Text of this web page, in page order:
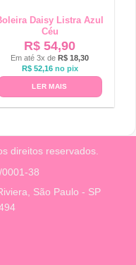
Daisy Listra Azul
Céu
R$ 54,90
Em até 3x de R$ 18,30
R$52,16 no pix
LER MAIS
direitos reservados.
38
São Paulo - SP